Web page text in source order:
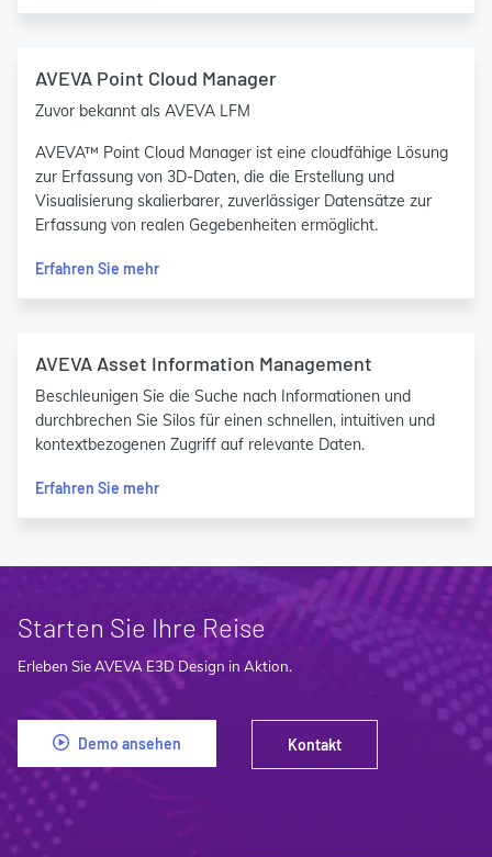
AVEVA Point Cloud Manager
Zuvor bekannt als AVEVA LFM
AVEVA™ Point Cloud Manager ist eine cloudfähige Lösung
zur Erfassung von 3D-Daten, die die Erstellung und
Visualisierung skalierbarer, zuverlässiger Datensätze zur
Erfassung von realen Gegebenheiten ermöglicht.
Erfahren Sie mehr
AVEVA Asset Information Management
Beschleunigen Sie die Suche nach Informationen und
durchbrechen Sie Silos für einen schnellen, intuitiven und
kontextbezogenen Zugriff auf relevante Daten.
Erfahren Sie mehr
Starten Sie Ihre Reise
Erleben Sie AVEVA E3D Design in Aktion.
Demo ansehen Kontakt